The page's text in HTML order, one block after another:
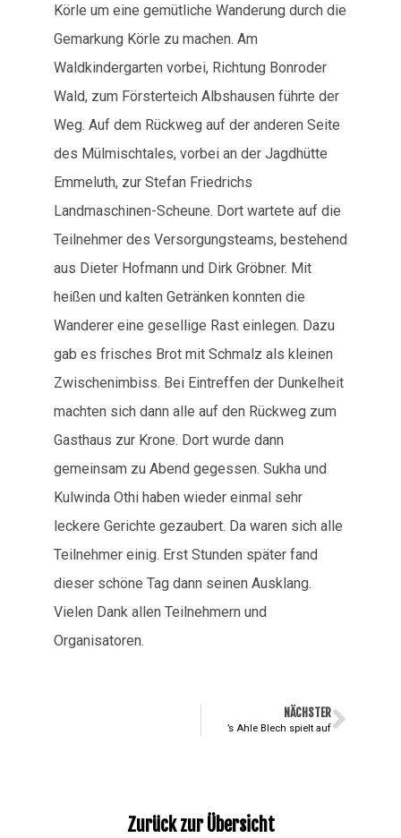
Körle um eine gemütliche Wanderung durch die
Gemarkung Körle zu machen. Am
Waldkindergarten vorbei, Richtung Bonroder
Wald, zum Försterteich Albshausen führte der
Weg. Auf dem Rückweg auf der anderen Seite
des Mülmischtales, vorbei an der Jagdhütte
Emmeluth, zur Stefan Friedrichs
Landmaschinen-Scheune. Dort wartete auf die
Teilnehmer des Versorgungsteams, bestehend
aus Dieter Hofmann und Dirk Gröbner. Mit
heißen und kalten Getränken konnten die
Wanderer eine gesellige Rast einlegen. Dazu
gab es frisches Brot mit Schmalz als kleinen
Zwischenimbiss. Bei Eintreffen der Dunkelheit
machten sich dann alle auf den Rückweg zum
Gasthaus zur Krone. Dort wurde dann
gemeinsam zu Abend gegessen. Sukha und
Kulwinda Othi haben wieder einmal sehr
leckere Gerichte gezaubert. Da waren sich alle
Teilnehmer einig. Erst Stunden später fand
dieser schöne Tag dann seinen Ausklang.
Vielen Dank allen Teilnehmern und
Organisatoren.
NÄCHSTER
’s Ahle Blech spielt auf
Zurück zur Übersicht